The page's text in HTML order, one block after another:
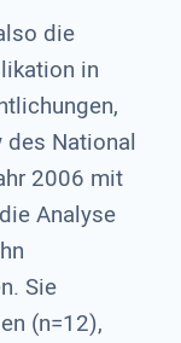
die
in
National
2006 mit
Analyse
Sie
(n=12),